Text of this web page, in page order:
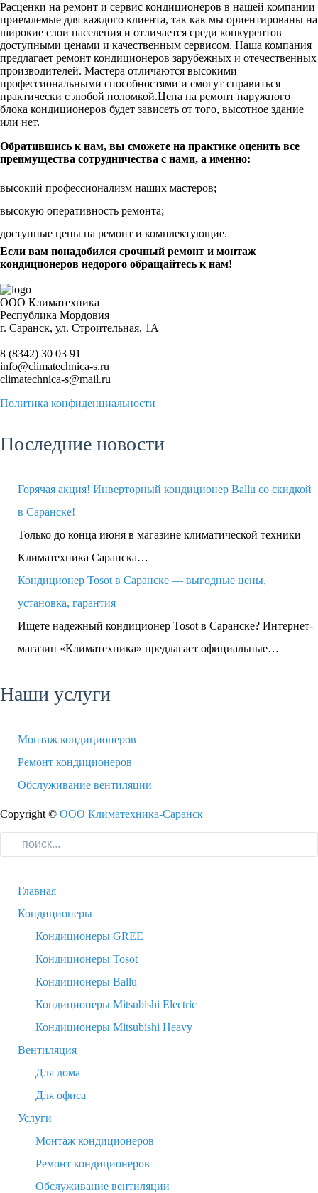
Расценки на ремонт и сервис кондиционеров в нашей компании
приемлемые для каждого клиента, так как мы ориентированы на
широкие слои населения и отличается среди конкурентов
доступными ценами и качественным сервисом. Наша компания
предлагает ремонт кондиционеров зарубежных и отечественных
производителей. Мастера отличаются высокими
профессиональными способностями и смогут справиться
практически с любой поломкой.Цена на ремонт наружного
блока кондиционеров будет зависеть от того, высотное здание
или нет.
Обратившись к нам, вы сможете на практике оценить все
преимущества сотрудничества с нами, а именно:
высокий профессионализм наших мастеров;
высокую оперативность ремонта;
доступные цены на ремонт и комплектующие.
Если вам понадобился срочный ремонт и монтаж
кондиционеров недорого обращайтесь к нам!
ООО Климатехника
Республика Мордовия
г. Саранск, ул. Строительная, 1А
8 (8342) 30 03 91
info@climatechnica-s.ru
climatechnica-s@mail.ru
Политика конфиденциальности
Последние новости
Горячая акция! Инверторный кондиционер Ballu со скидкой
в Саранске!
Только до конца июня в магазине климатической техники
Климатехника Саранска…
Кондиционер Tosot в Саранске — выгодные цены,
установка, гарантия
Ищете надежный кондиционер Tosot в Саранске? Интернет-
магазин «Климатехника» предлагает официальные…
Наши услуги
Монтаж кондиционеров
Ремонт кондиционеров
Обслуживание вентиляции
Copyright © ООО Климатехника-Саранск
Главная
Кондиционеры
Кондиционеры GREE
Кондиционеры Tosot
Кондиционеры Ballu
Кондиционеры Mitsubishi Electric
Кондиционеры Mitsubishi Heavy
Вентиляция
Для дома
Для офиса
Услуги
Монтаж кондиционеров
Ремонт кондиционеров
Обслуживание вентиляции